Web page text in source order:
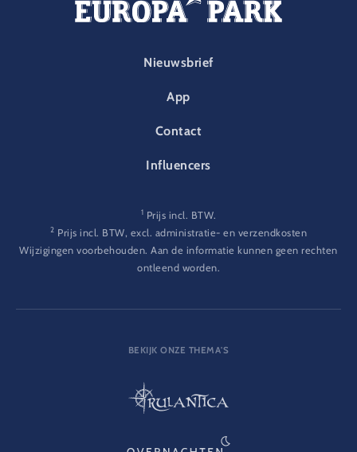
FOOTER-PARK
Nieuwsbrief
App
Contact
Influencers
1 Prijs incl. BTW.
2 Prijs incl. BTW, excl. administratie- en verzendkosten
Wijzigingen voorbehouden. Aan de informatie kunnen geen rechten
ontleend worden.
BEKIJK ONZE THEMA'S